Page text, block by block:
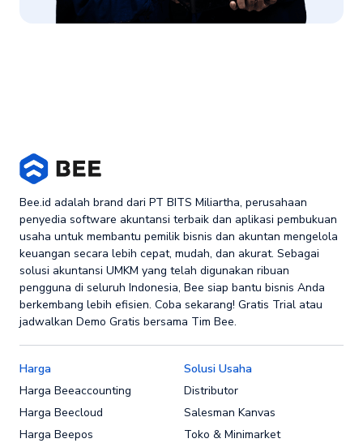
Bee.id adalah brand dari PT BITS Miliartha, perusahaan
penyedia software akuntansi terbaik dan aplikasi pembukuan
usaha untuk membantu pemilik bisnis dan akuntan mengelola
keuangan secara lebih cepat, mudah, dan akurat. Sebagai
solusi akuntansi UMKM yang telah digunakan ribuan
pengguna di seluruh Indonesia, Bee siap bantu bisnis Anda
berkembang lebih efisien. Coba sekarang! Gratis Trial atau
jadwalkan Demo Gratis bersama Tim Bee.
Harga
Harga Beeaccounting
Harga Beecloud
Harga Beepos
Solusi Usaha
Distributor
Salesman Kanvas
Toko & Minimarket